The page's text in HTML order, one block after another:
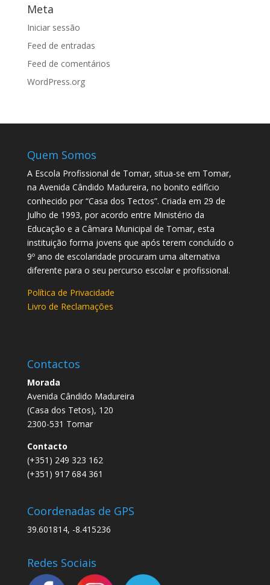
Meta
Iniciar sessão
Feed de entradas
Feed de comentários
WordPress.org
Quem Somos
A Escola Profissional de Tomar, situa-se em Tomar,
na Avenida Cândido Madureira, no bonito edifício
conhecido por “Casa dos Tectos”. Criada em 29 de
Julho de 1993, por acordo entre Ministério da
Educação e a Câmara Municipal de Tomar, esta
instituição forma jovens que após terem concluído o
9º ano de escolaridade procuram uma alternativa
diferente para o seu percurso escolar e profissional.
Política de Privacidade
Livro de Reclamações
Contactos
Morada
Avenida Cândido Madureira
(Casa dos Tetos), 120
2300-531 Tomar
Contacto
(+351) 249 323 162
(+351) 917 684 361
Coordenadas de GPS
39.601814, -8.415236
Redes Sociais